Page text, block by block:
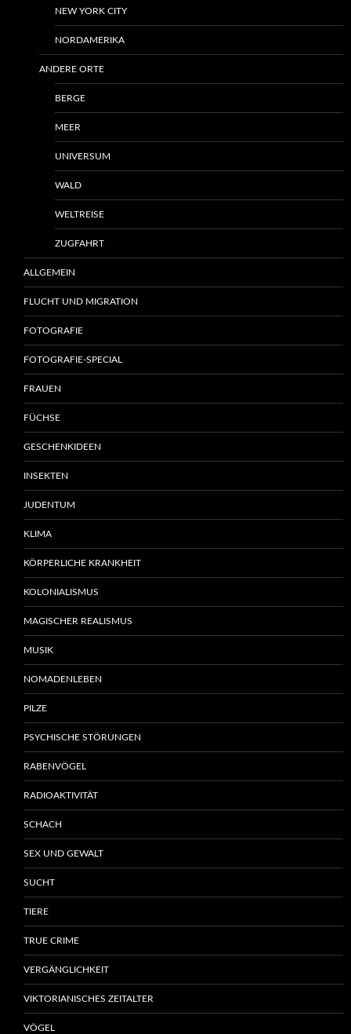
NEW YORK CITY
NORDAMERIKA
ANDERE ORTE
BERGE
MEER
UNIVERSUM
WALD
WELTREISE
ZUGFAHRT
ALLGEMEIN
FLUCHT UND MIGRATION
FOTOGRAFIE
FOTOGRAFIE-SPECIAL
FRAUEN
FÜCHSE
GESCHENKIDEEN
INSEKTEN
JUDENTUM
KLIMA
KÖRPERLICHE KRANKHEIT
KOLONIALISMUS
MAGISCHER REALISMUS
MUSIK
NOMADENLEBEN
PILZE
PSYCHISCHE STÖRUNGEN
RABENVÖGEL
RADIOAKTIVITÄT
SCHACH
SEX UND GEWALT
SUCHT
TIERE
TRUE CRIME
VERGÄNGLICHKEIT
VIKTORIANISCHES ZEITALTER
VÖGEL